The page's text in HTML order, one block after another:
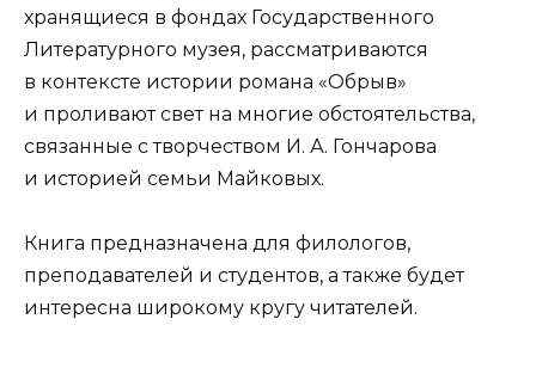
хранящиеся в фондах Государственного
Литературного музея, рассматриваются
в контексте истории романа «Обрыв»
и проливают свет на многие обстоятельства,
связанные с творчеством И. А. Гончарова
и историей семьи Майковых.
Книга предназначена для филологов,
преподавателей и студентов, а также будет
интересна широкому кругу читателей.